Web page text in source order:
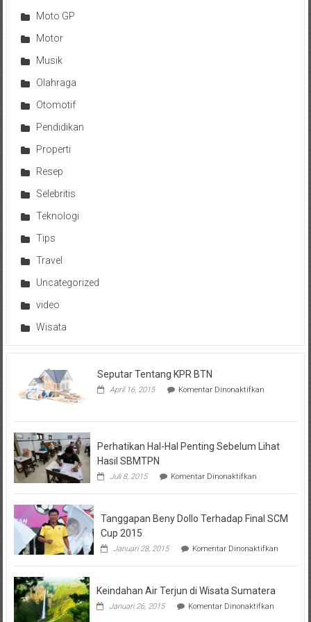
Moto GP
Motor
Musik
Olahraga
Otomotif
Pendidikan
Properti
Resep
Selebritis
Teknologi
Tips
Travel
Uncategorized
video
Wisata
Seputar Tentang KPR BTN
April 16, 2015 Komentar Dinonaktifkanpada
KPR
Perhatikan Hal-Hal Penting Sebelum Lihat
Hasil SBMTPN
Juli 8, 2015 Komentar Dinonaktifkanpada
Hal-
Penting
Hasil
Tanggapan Beny Dollo Terhadap Final SCM
Cup 2015
Januari 28, 2015 Komentar Dinonaktifkanpada
Beny
Keindahan Air Terjun di Wisata Sumatera
Januari 26, 2015 Komentar Dinonaktifkanpada